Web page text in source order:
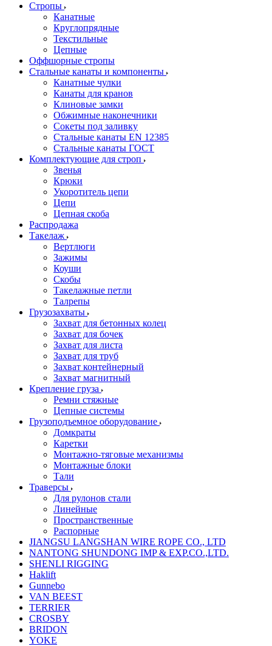
Стропы
Канатные
Круглопрядные
Текстильные
Цепные
Оффшорные стропы
Стальные канаты и компоненты
Канатные чулки
Канаты для кранов
Клиновые замки
Обжимные наконечники
Сокеты под заливку
Стальные канаты EN 12385
Стальные канаты ГОСТ
Комплектующие для строп
Звенья
Крюки
Укоротитель цепи
Цепи
Цепная скоба
Распродажа
Такелаж
Вертлюги
Зажимы
Коуши
Скобы
Такелажные петли
Талрепы
Грузозахваты
Захват для бетонных колец
Захват для бочек
Захват для листа
Захват для труб
Захват контейнерный
Захват магнитный
Крепление груза
Ремни стяжные
Цепные системы
Грузоподъемное оборудование
Домкраты
Каретки
Монтажно-тяговые механизмы
Монтажные блоки
Тали
Траверсы
Для рулонов стали
Линейные
Пространственные
Распорные
JIANGSU LANGSHAN WIRE ROPE CO., LTD
NANTONG SHUNDONG IMP & EXP.CO.,LTD.
SHENLI RIGGING
Haklift
Gunnebo
VAN BEEST
TERRIER
CROSBY
BRIDON
YOKE